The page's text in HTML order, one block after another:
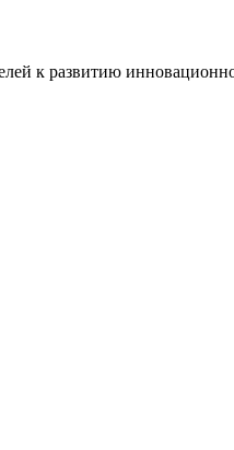
к развитию